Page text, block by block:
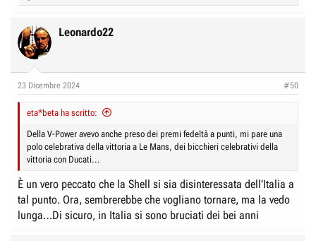
e
c
t
s
Leonardo22
23 Dicembre 2024 #50
eta*beta ha scritto:
Della V-Power avevo anche preso dei premi fedeltà a punti, mi pare una
polo celebrativa della vittoria a Le Mans, dei bicchieri celebrativi della
vittoria con Ducati...
È un vero peccato che la Shell si sia disinteressata dell’Italia a
tal punto. Ora, sembrerebbe che vogliano tornare, ma la vedo
lunga…Di sicuro, in Italia si sono bruciati dei bei anni